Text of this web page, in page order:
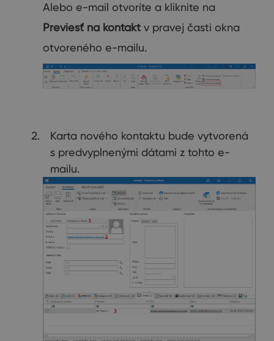
Alebo e-mail otvoríte a kliknite na
Previesť na kontakt v pravej časti okna
otvoreného e-mailu.
Karta nového kontaktu bude vytvorená
s predvyplnenými dátami z tohto e-
mailu.